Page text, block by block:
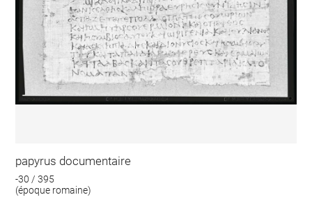
papyrus documentaire
-30 / 395
(époque romaine)